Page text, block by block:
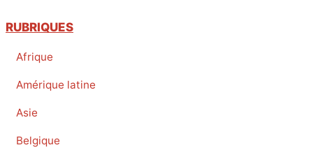
RUBRIQUES
Afrique
Amérique latine
Asie
Belgique